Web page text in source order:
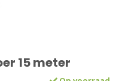
15 meter